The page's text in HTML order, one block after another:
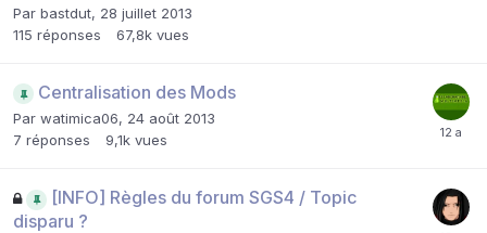
Par bastdut, 28 juillet 2013
115 réponses 67,8k vues
Centralisation des Mods
Par watimica06, 24 août 2013
7 réponses 9,1k vues
[INFO] Règles du forum SGS4 / Topic
disparu ?